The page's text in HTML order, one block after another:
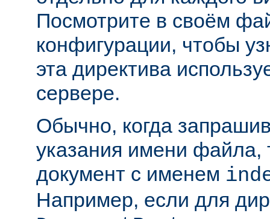
Посмотрите в своём
конфигурации, чтобы
эта директива
сервере.
Обычно, когда
указания имени файла,
документ с именем
Например, если для